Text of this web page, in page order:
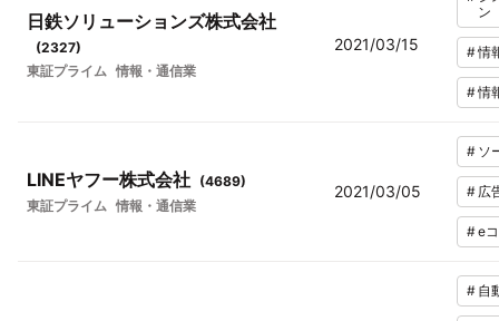
日鉄ソリューションズ株式会社
(2327)
東証プライム 情報・通信業
2021/03/15
ン
#情
#情
LINEヤフー株式会社 (4689)
東証プライム 情報・通信業
2021/03/05
# ソ
# 広
#e
# 自